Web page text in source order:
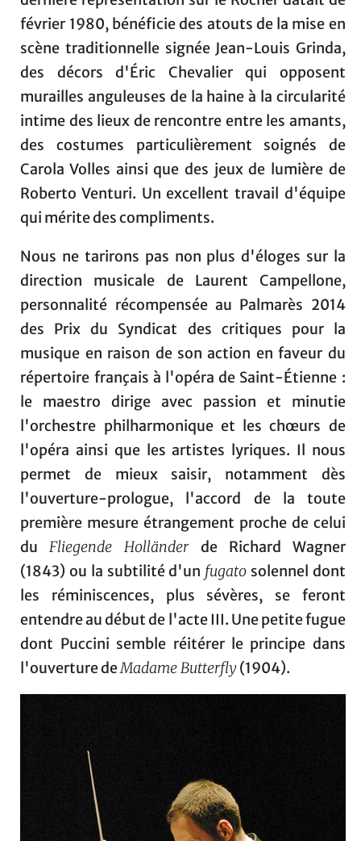
février 1980, bénéficie des atouts de la mise en
scène traditionnelle signée Jean-Louis Grinda,
des décors d'Éric Chevalier qui opposent
murailles anguleuses de la haine à la circularité
intime des lieux de rencontre entre les amants,
des costumes particulièrement soignés de
Carola Volles ainsi que des jeux de lumière de
Roberto Venturi. Un excellent travail d'équipe
qui mérite des compliments.
Nous ne tarirons pas non plus d'éloges sur la
direction musicale de Laurent Campellone,
personnalité récompensée au Palmarès 2014
des Prix du Syndicat des critiques pour la
musique en raison de son action en faveur du
répertoire français à l'opéra de Saint-Étienne :
le maestro dirige avec passion et minutie
l'orchestre philharmonique et les chœurs de
l'opéra ainsi que les artistes lyriques. Il nous
permet de mieux saisir, notamment dès
l'ouverture-prologue, l'accord de la toute
première mesure étrangement proche de celui
duFliegende Holländerde Richard Wagner
(1843) ou la subtilité d'un fugato solennel dont
les réminiscences, plus sévères, se feront
entendre au début de l'acte III. Une petite fugue
dont Puccini semble réitérer le principe dans
l'ouverture deMadame Butterfly(1904).